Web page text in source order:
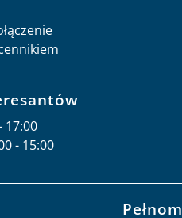
17:00
- 15:00